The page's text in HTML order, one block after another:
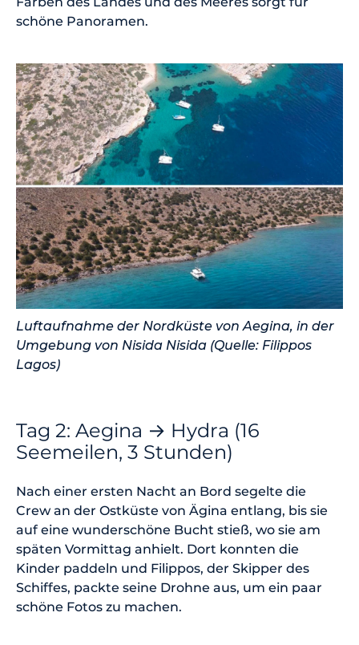
schöne Panoramen.
Luftaufnahme der Nordküste von Aegina, in der
Umgebung von Nisida Nisida (Quelle: Filippos
Lagos)
Tag 2: Aegina → Hydra (16
Seemeilen, 3 Stunden)
Nach einer ersten Nacht an Bord segelte die
Crew an der Ostküste von Ägina entlang, bis sie
auf eine wunderschöne Bucht stieß, wo sie am
späten Vormittag anhielt. Dort konnten die
Kinder paddeln und Filippos, der Skipper des
Schiffes, packte seine Drohne aus, um ein paar
schöne Fotos zu machen.